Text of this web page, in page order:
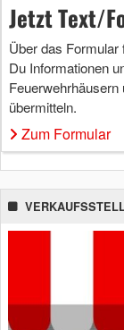
Jetzt Text/
Über das Formular
Du Informationen
Feuerwehrhäusern
übermitteln.
Zum Formular